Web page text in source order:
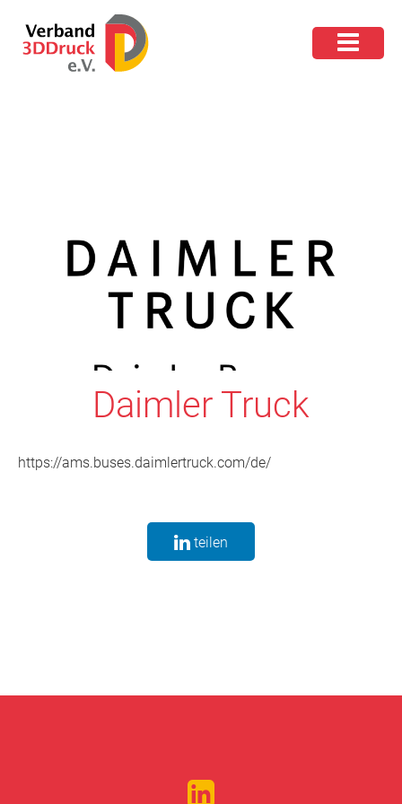
Daimler Truck
https://ams.buses.daimlertruck.com/de/
teilen